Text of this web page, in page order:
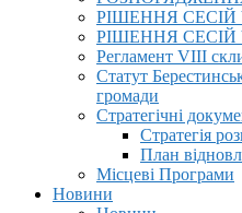
РІШЕННЯ СЕСІЙ
РІШЕННЯ СЕСІЙ
Регламент VIІI
Статут
громади
Стратегічні
Стратегія
План
Місцеві Програми
Новини